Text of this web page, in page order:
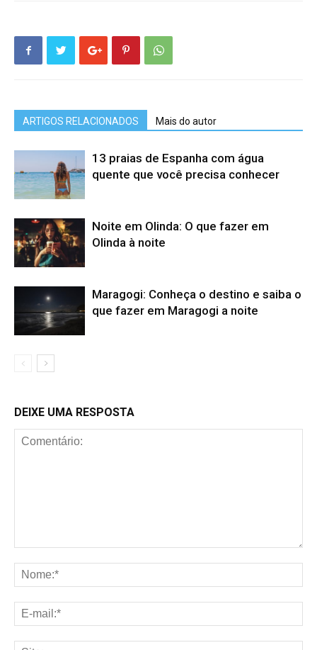
ARTIGOS RELACIONADOS Mais do autor
13 praias de Espanha com água
quente que você precisa conhecer
Noite em Olinda: O que fazer em
Olinda à noite
Maragogi: Conheça o destino e saiba o
que fazer em Maragogi a noite
DEIXE UMA RESPOSTA